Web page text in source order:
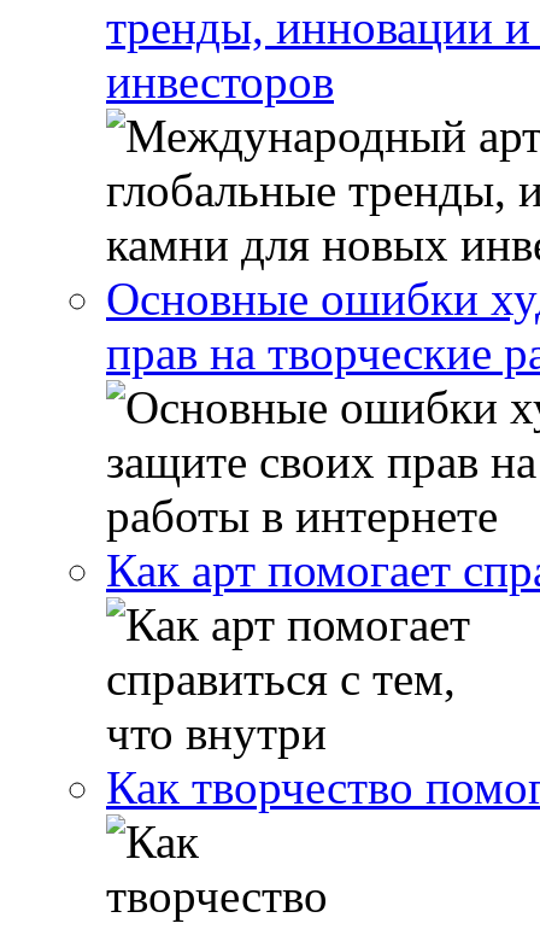
тренды, инновации
инвесторов
Основные ошибки
прав на творческие
Как арт помогает
Как творчество